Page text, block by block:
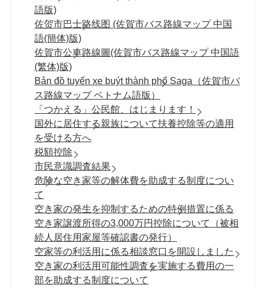
語版)
佐贺市巴士路线图 (佐賀市バス路線マップ 中国
語(簡体)版)
佐賀市公車路線圖(佐賀市バス路線マップ 中国語
(繁体)版)
Bản đồ tuyến xe buýt thành phố Saga（佐賀市バ
ス路線マップ ベトナム語版）
「つかえる」公民館、はじまります！
国外に居住する親族について扶養控除等の適用
を受ける方へ
税額控除
市民意識調査結果
危険な空き家等の解体費を助成する制度につい
て
空き家の発生を抑制するための特例措置に係る
空き家譲渡所得の3,000万円控除について（被相
続人居住用家屋等確認書の発行）
空家等の利活用に係る相談窓口を開設しました
空き家の利活用可能性調査を実施する費用の一
部を助成する制度について